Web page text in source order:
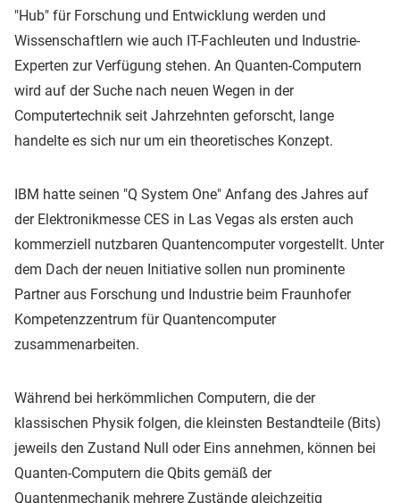
"Hub" für Forschung und Entwicklung werden und
Wissenschaftlern wie auch IT-Fachleuten und Industrie-
Experten zur Verfügung stehen. An Quanten-Computern
wird auf der Suche nach neuen Wegen in der
Computertechnik seit Jahrzehnten geforscht, lange
handelte es sich nur um ein theoretisches Konzept.
IBM hatte seinen "Q System One" Anfang des Jahres auf
der Elektronikmesse CES in Las Vegas als ersten auch
kommerziell nutzbaren Quantencomputer vorgestellt. Unter
dem Dach der neuen Initiative sollen nun prominente
Partner aus Forschung und Industrie beim Fraunhofer
Kompetenzzentrum für Quantencomputer
zusammenarbeiten.
Während bei herkömmlichen Computern, die der
klassischen Physik folgen, die kleinsten Bestandteile (Bits)
jeweils den Zustand Null oder Eins annehmen, können bei
Quanten-Computern die Qbits gemäß der
Quantenmechanik mehrere Zustände gleichzeitig